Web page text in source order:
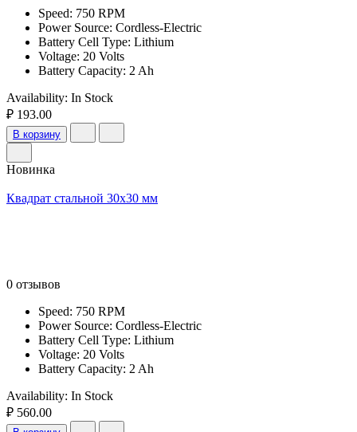
Speed: 750 RPM
Power Source: Cordless-Electric
Battery Cell Type: Lithium
Voltage: 20 Volts
Battery Capacity: 2 Ah
Availability: In Stock
₽ 193.00
В корзину
Новинка
Квадрат стальной 30х30 мм
0 отзывов
Speed: 750 RPM
Power Source: Cordless-Electric
Battery Cell Type: Lithium
Voltage: 20 Volts
Battery Capacity: 2 Ah
Availability: In Stock
₽ 560.00